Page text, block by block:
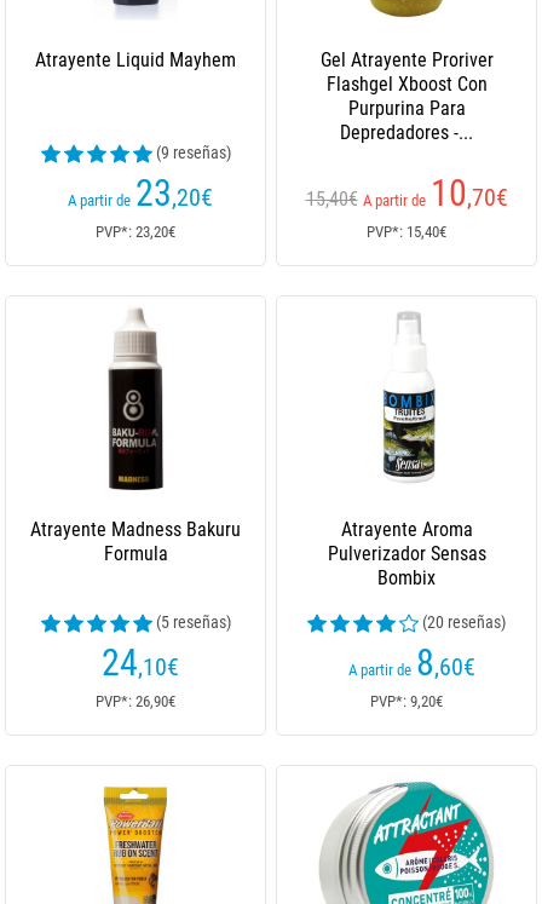
Atrayente Liquid Mayhem
(9 reseñas)
A partir de 23,20€
PVP*: 23,20€
Gel Atrayente Proriver
Flashgel Xboost Con
Purpurina Para
Depredadores -...
15,40€ A partir de 10,70€
PVP*: 15,40€
Atrayente Madness Bakuru
Formula
(5 reseñas)
24,10€
PVP*: 26,90€
Atrayente Aroma
Pulverizador Sensas
Bombix
(20 reseñas)
A partir de 8,60€
PVP*: 9,20€